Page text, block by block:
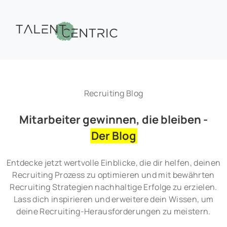
Recruiting Blog
Mitarbeiter gewinnen, die bleiben -
Der Blog
Entdecke jetzt wertvolle Einblicke, die dir helfen, deinen
Recruiting Prozess zu optimieren und mit bewährten
Recruiting Strategien nachhaltige Erfolge zu erzielen.
Lass dich inspirieren und erweitere dein Wissen, um
deine Recruiting-Herausforderungen zu meistern.